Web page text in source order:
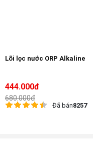
Lõi lọc nước ORP Alkaline
444.000đ
680.000đ
Đã bán8257